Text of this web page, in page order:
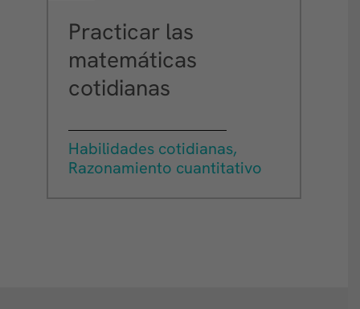
Practicar las
matemáticas
cotidianas
Habilidades cotidianas,
Razonamiento cuantitativo